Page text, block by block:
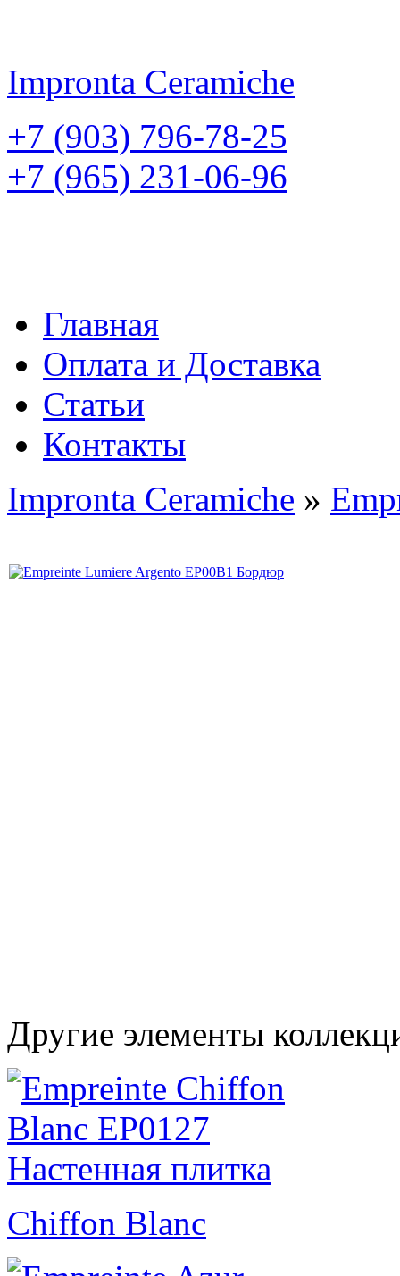
Impronta Ceramiche
+7 (903) 796-78-25
+7 (965) 231-06-96
Главная
Оплата и Доставка
Статьи
Контакты
Impronta Ceramiche »
Другие элементы
Chiffon Blanc